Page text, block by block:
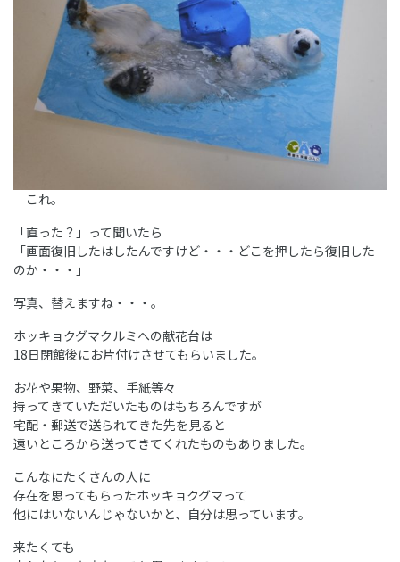
これ。
「直った？」って聞いたら
「画面復旧したはしたんですけど・・・どこを押したら復旧した
のか・・・」
写真、替えますね・・・。
ホッキョクグマクルミへの献花台は
18日閉館後にお片付けさせてもらいました。
お花や果物、野菜、手紙等々
持ってきていただいたものはもちろんですが
宅配・郵送で送られてきた先を見ると
遠いところから送ってきてくれたものもありました。
こんなにたくさんの人に
存在を思ってもらったホッキョクグマって
他にはいないんじゃないかと、自分は思っています。
来たくても